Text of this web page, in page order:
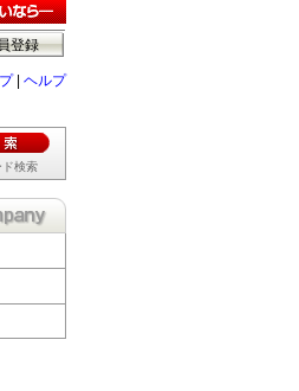
登録
| ヘルプ
検索